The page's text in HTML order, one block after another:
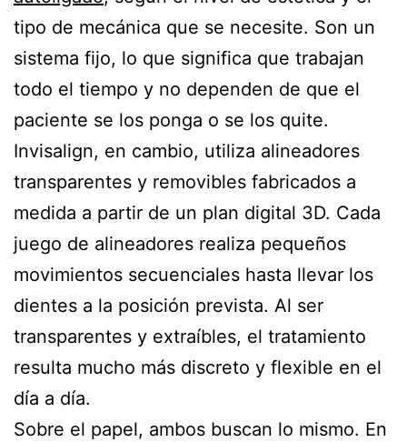
tipo de mecánica que se necesite. Son un
sistema fijo, lo que significa que trabajan
todo el tiempo y no dependen de que el
paciente se los ponga o se los quite.
Invisalign, en cambio, utiliza alineadores
transparentes y removibles fabricados a
medida a partir de un plan digital 3D. Cada
juego de alineadores realiza pequeños
movimientos secuenciales hasta llevar los
dientes a la posición prevista. Al ser
transparentes y extraíbles, el tratamiento
resulta mucho más discreto y flexible en el
día a día.
Sobre el papel, ambos buscan lo mismo. En